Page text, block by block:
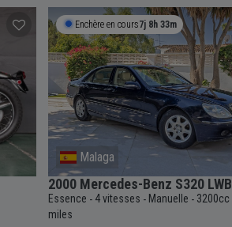
Enchère en cours7j 8h 33m
Malaga
2000 Mercedes-Benz S320 LWB
Essence - 4 vitesses - Manuelle - 3200cc
miles